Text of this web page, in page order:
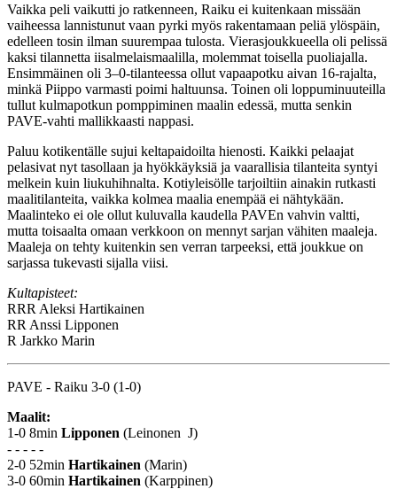
Vaikka peli vaikutti jo ratkenneen, Raiku ei kuitenkaan missään
vaiheessa lannistunut vaan pyrki myös rakentamaan peliä ylöspäin,
edelleen tosin ilman suurempaa tulosta. Vierasjoukkueella oli pelissä
kaksi tilannetta iisalmelaismaalilla, molemmat toisella puoliajalla.
Ensimmäinen oli 3–0-tilanteessa ollut vapaapotku aivan 16-rajalta,
minkä Piippo varmasti poimi haltuunsa. Toinen oli loppuminuuteilla
tullut kulmapotkun pomppiminen maalin edessä, mutta senkin
PAVE-vahti mallikkaasti nappasi.
Paluu kotikentälle sujui keltapaidoilta hienosti. Kaikki pelaajat
pelasivat nyt tasollaan ja hyökkäyksiä ja vaarallisia tilanteita syntyi
melkein kuin liukuhihnalta. Kotiyleisölle tarjoiltiin ainakin rutkasti
maalitilanteita, vaikka kolmea maalia enempää ei nähtykään.
Maalinteko ei ole ollut kuluvalla kaudella PAVEn vahvin valtti,
mutta toisaalta omaan verkkoon on mennyt sarjan vähiten maaleja.
Maaleja on tehty kuitenkin sen verran tarpeeksi, että joukkue on
sarjassa tukevasti sijalla viisi.
Kultapisteet:
RRR Aleksi Hartikainen
RR Anssi Lipponen
R Jarkko Marin
PAVE - Raiku 3-0 (1-0)
Maalit:
1-0 8min Lipponen (Leinonen J)
- - - - -
2-0 52min Hartikainen (Marin)
3-0 60min Hartikainen (Karppinen)